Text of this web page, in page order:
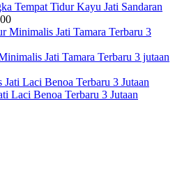
Tempat Tidur Kayu Jati Sandaran
Jati Tamara Terbaru 3 jutaan
Laci Benoa Terbaru 3 Jutaan